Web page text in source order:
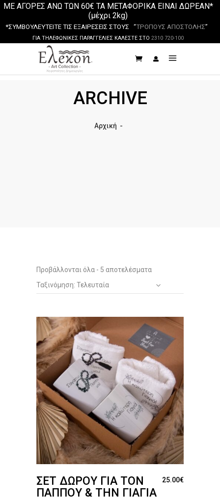
ΜΕ ΑΓΟΡΕΣ ΑΝΩ ΤΩΝ 60€ ΤΑ ΜΕΤΑΦΟΡΙΚΑ ΕΙΝΑΙ ΔΩΡΕΑΝ*
(μέχρι 2kg)
*ΣΥΜΒΟΥΛΕΥΤΕΙΤΕ ΤΙΣ ΕΞΑΙΡΕΣΕΙΣ ΣΤΟΥΣ “ΤΡΟΠΟΥΣ ΑΠΟΣΤΟΛΗΣ”
ΓΙΑ ΤΗΛΕΦΩΝΙΚΕΣ ΠΑΡΑΓΓΕΛΙΕΣ ΚΑΛΕΣΤΕ ΣΤΟ 2310 720-100
ARCHIVE
Αρχική -
Προβάλλονται όλα - 5 αποτελέσματα
by
Ταξινόμηση: Τελευταία
ΣΕΤ ΔΏΡΟΥ ΓΙΑ ΤΟΝ
ΠΑΠΠΟΎ & ΤΗΝ ΓΙΑΓΙΆ
25.00€